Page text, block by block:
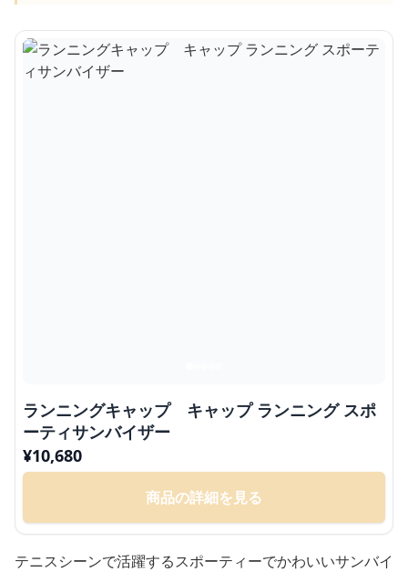
ランニングキャップ キャップ ランニング スポ
ーティサンバイザー
¥10,680
商品の詳細を見る
テニスシーンで活躍するスポーティーでかわいいサンバイ